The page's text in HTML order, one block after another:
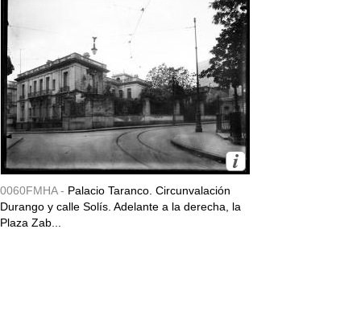
0060FMHA - Palacio Taranco. Circunvalación
Durango y calle Solís. Adelante a la derecha, la
Plaza Zab...